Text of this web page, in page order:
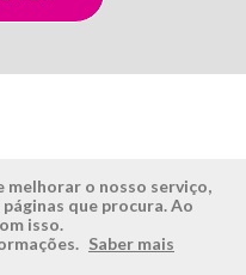
ÁREA RESERVADA
o nosso serviço,
que procura. Ao
isso.
Saber mais